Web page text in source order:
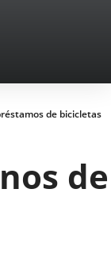
de bicicletas
de